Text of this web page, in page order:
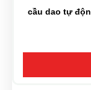
cầu dao tự